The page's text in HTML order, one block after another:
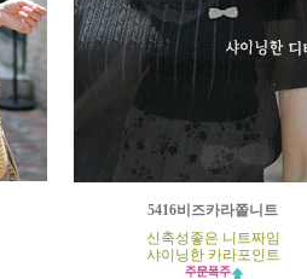
5416비즈카라쫄니트
신축성좋은 니트짜임
샤이닝한 카라포인트